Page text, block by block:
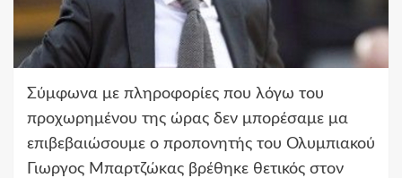
Σύμφωνα με πληροφορίες που λόγω του
προχωρημένου της ώρας δεν μπορέσαμε μα
επιβεβαιώσουμε ο προπονητής του Ολυμπιακού
Γιωργος Μπαρτζώκας βρέθηκε θετικός στον